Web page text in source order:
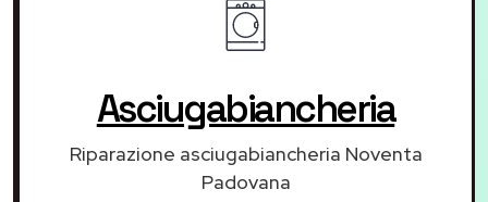
Asciugabiancheria
Riparazione asciugabiancheria Noventa
Padovana